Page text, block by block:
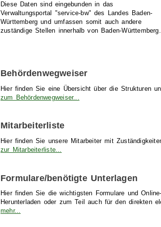
Diese Daten sind eingebunden in das
Verwaltungsportal "service-bw" des Landes Baden-
Württemberg und umfassen somit auch andere
zuständige Stellen innerhalb von Baden-Württemberg.
Behördenwegweiser
Hier finden Sie eine Übersicht über die Strukturen
zum Behördenwegweiser...
Mitarbeiterliste
Hier finden Sie unsere Mitarbeiter mit
zur Mitarbeiterliste...
Formulare/benötigte Unterlagen
Hier finden Sie die wichtigsten Formulare und
Herunterladen oder zum Teil auch für den direkten
mehr...